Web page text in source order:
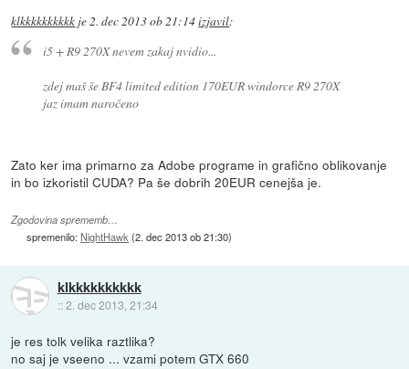
klkkkkkkkkkk je2. dec 2013 ob 21:14izjavil:
i5 + R9 270X nevem zakaj nvidio...
zdej maš še BF4 limited edition 170EUR windorce R9 270X
jaz imam naročeno
Zato ker ima primarno za Adobe programe in grafično oblikovanje
in bo izkoristil CUDA? Pa še dobrih 20EUR cenejša je.
Zgodovina sprememb…
spremenilo:NightHawk(2. dec 2013 ob 21:30)
klkkkkkkkkkk
::2. dec 2013, 21:34
je res tolk velika raztlika?
no saj je vseeno ... vzami potem GTX 660